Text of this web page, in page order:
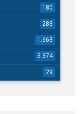
180
283
1.663
5.374
29